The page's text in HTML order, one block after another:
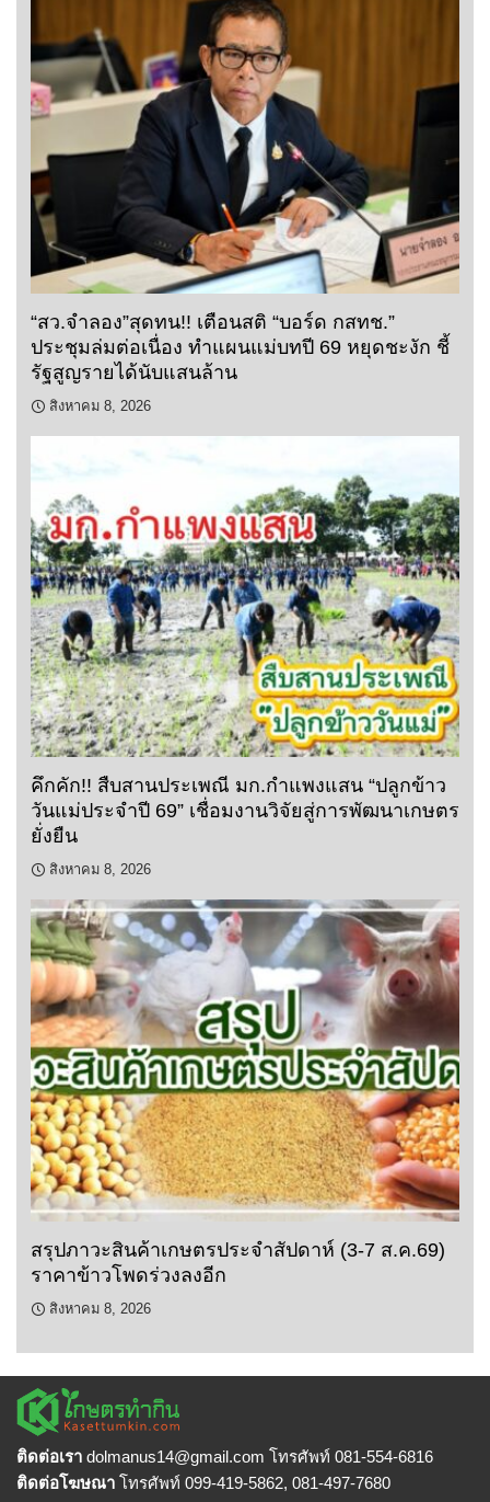
“สว.จำลอง”สุดทน!! เตือนสติ “บอร์ด กสทช.”
ประชุมล่มต่อเนื่อง ทำแผนแม่บทปี 69 หยุดชะงัก ชี้
รัฐสูญรายได้นับแสนล้าน
สิงหาคม 8, 2026
คึกคัก!! สืบสานประเพณี มก.กำแพงแสน “ปลูกข้าว
วันแม่ประจำปี 69” เชื่อมงานวิจัยสู่การพัฒนาเกษตร
ยั่งยืน
สิงหาคม 8, 2026
สรุปภาวะสินค้าเกษตรประจำสัปดาห์ (3-7 ส.ค.69)
ราคาข้าวโพดร่วงลงอีก
สิงหาคม 8, 2026
ติดต่อเรา dolmanus14@gmail.com โทรศัพท์ 081-554-6816
ติดต่อโฆษณา โทรศัพท์ 099-419-5862, 081-497-7680